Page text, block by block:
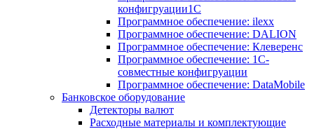
конфигруации1С
Программное обеспечение: ilexx
Программное обеспечение: DALION
Программное обеспечение: Клеверенс
Программное обеспечение: 1С-
совместные конфигруации
Программное обеспечение: DataMobile
Банковское оборудование
Детекторы валют
Расходные материалы и комплектующие